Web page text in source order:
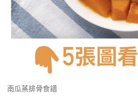
南瓜蒸排骨食譜